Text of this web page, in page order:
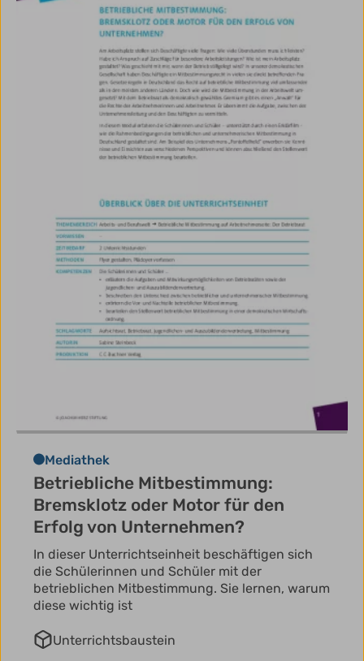
Mediathek
Betriebliche Mitbestimmung:
Bremsklotz oder Motor für den
Erfolg von Unternehmen?
In dieser Unterrichtseinheit beschäftigen sich
die Schülerinnen und Schüler mit der
betrieblichen Mitbestimmung. Sie lernen, warum
diese wichtig ist
Unterrichtsbaustein